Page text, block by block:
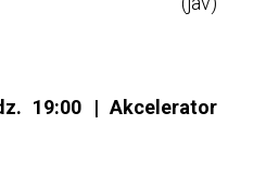
19:00 | Akcelerator